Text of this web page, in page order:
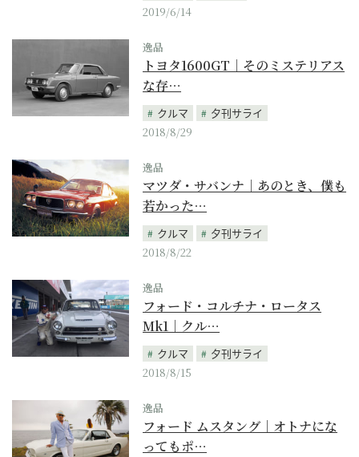
2019/6/14
逸品
トヨタ1600GT｜そのミステリアス
な存…
クルマ
夕刊サライ
2018/8/29
逸品
マツダ・サバンナ｜あのとき、僕も
若かった…
クルマ
夕刊サライ
2018/8/22
逸品
フォード・コルチナ・ロータス
Mk1｜クル…
クルマ
夕刊サライ
2018/8/15
逸品
フォード ムスタング｜オトナにな
ってもポ…